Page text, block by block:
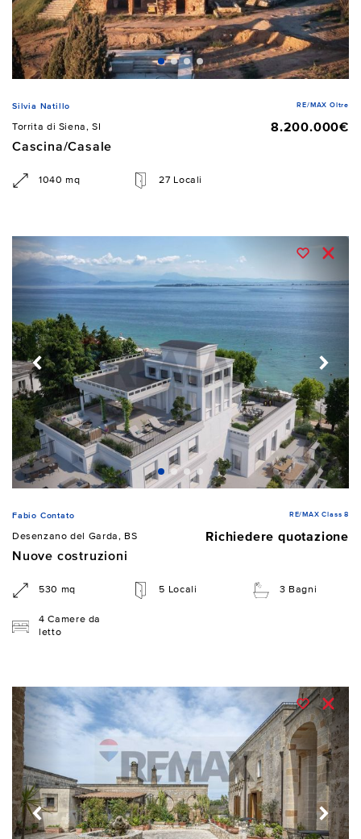
Silvia Natillo RE/MAX Oltre
Torrita di Siena, SI
8.200.000€
Cascina/Casale
1040 mq 27 Locali
Fabio Contato RE/MAX Class 8
Desenzano del Garda, BS
Richiedere quotazione
Nuove costruzioni
530 mq 5 Locali 3 Bagni
4 Camere da
letto